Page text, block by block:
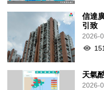
信達
引致
2026-
天氣
2026-